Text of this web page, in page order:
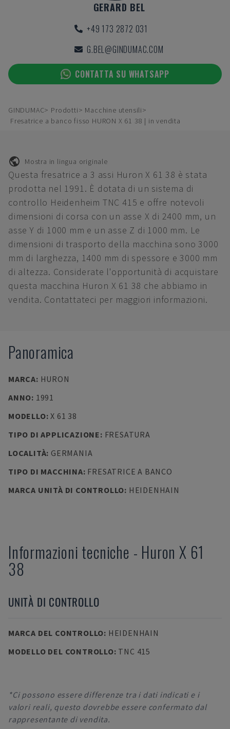
GERARD BEL
+49 173 2872 031
G.BEL@GINDUMAC.COM
CONTATTA SU WHATSAPP
GINDUMAC Prodotti
Macchine utensili
Fresatrice a banco fisso HURON X 61 38 | in vendita
Mostra in lingua originale
Questa fresatrice a 3 assi Huron X 61 38 è stata
prodotta nel 1991. È dotata di un sistema di
controllo Heidenheim TNC 415 e offre notevoli
dimensioni di corsa con un asse X di 2400 mm, un
asse Y di 1000 mm e un asse Z di 1000 mm. Le
dimensioni di trasporto della macchina sono 3000
mm di larghezza, 1400 mm di spessore e 3000 mm
di altezza. Considerate l'opportunità di acquistare
questa macchina Huron X 61 38 che abbiamo in
vendita. Contattateci per maggiori informazioni.
Panoramica
MARCA: HURON
ANNO: 1991
MODELLO:X 61 38
TIPO DI APPLICAZIONE: FRESATURA
LOCALITÀ: GERMANIA
TIPO DI MACCHINA: FRESATRICE A BANCO
MARCA UNITÀ DI CONTROLLO: HEIDENHAIN
Informazioni tecniche - Huron X 61
38
UNITÀ DI CONTROLLO
MARCA DEL CONTROLLO: HEIDENHAIN
MODELLO DEL CONTROLLO: TNC 415
*Ci possono essere differenze tra i dati indicati e i
valori reali, questo dovrebbe essere confermato dal
rappresentante di vendita.